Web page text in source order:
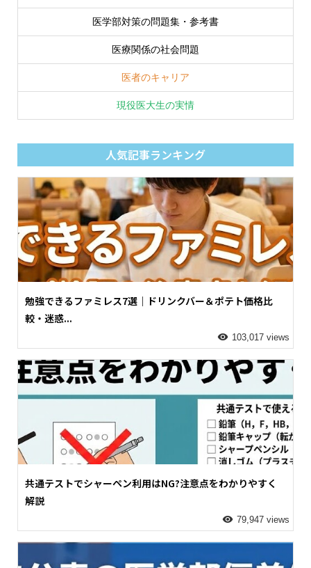
医学部対策の問題集・参考書
医療関係の社会問題
医者のキャリア
現役医大生の実情
人気記事ランキング
勉強できるファミレス7選｜ドリンクバー＆ポテト価格比
較・迷惑...
103,017 views
共通テストでシャーペン利用はNG?注意点をわかりやすく
解説
79,947 views